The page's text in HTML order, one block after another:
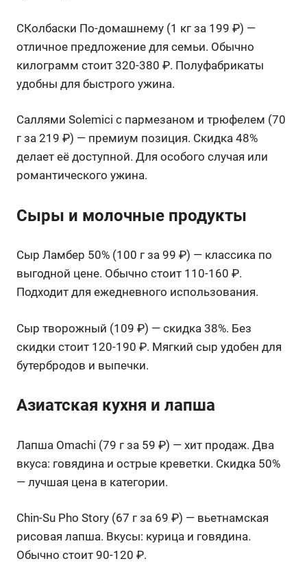
СКолбаски По-домашнему (1 кг за 199 ₽) —
отличное предложение для семьи. Обычно
килограмм стоит 320-380 ₽. Полуфабрикаты
удобны для быстрого ужина.
Саллями Solemici с пармезаном и трюфелем (70
г за 219 ₽) — премиум позиция. Скидка 48%
делает её доступной. Для особого случая или
романтического ужина.
Сыры и молочные продукты
Сыр Ламбер 50% (100 г за 99 ₽) — классика по
выгодной цене. Обычно стоит 110-160 ₽.
Подходит для ежедневного использования.
Сыр творожный (109 ₽) — скидка 38%. Без
скидки стоит 120-190 ₽. Мягкий сыр удобен для
бутербродов и выпечки.
Азиатская кухня и лапша
Лапша Omachi (79 г за 59 ₽) — хит продаж. Два
вкуса: говядина и острые креветки. Скидка 50%
— лучшая цена в категории.
Chin-Su Pho Story (67 г за 69 ₽) — вьетнамская
рисовая лапша. Вкусы: курица и говядина.
Обычно стоит 90-120 ₽.